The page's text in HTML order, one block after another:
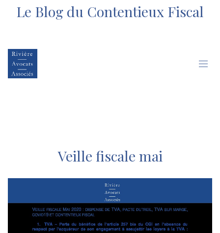
Le Blog du Contentieux Fiscal
Veille fiscale mai